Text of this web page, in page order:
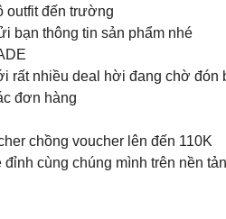
outfit đến trường
bạn thông tin sản phẩm nhé
rất nhiều deal hời đang chờ đón
đơn hàng
chồng voucher lên đến 110K
cùng chúng mình trên nền